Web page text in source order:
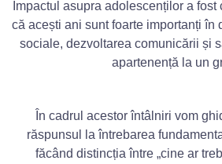
Impactul asupra adolescenților a fost
că acești ani sunt foarte importanți în
sociale, dezvoltarea comunicării și
apartenență la un
În cadrul acestor întâlniri vom
răspunsul la întrebarea
făcând distincția între „cine ar